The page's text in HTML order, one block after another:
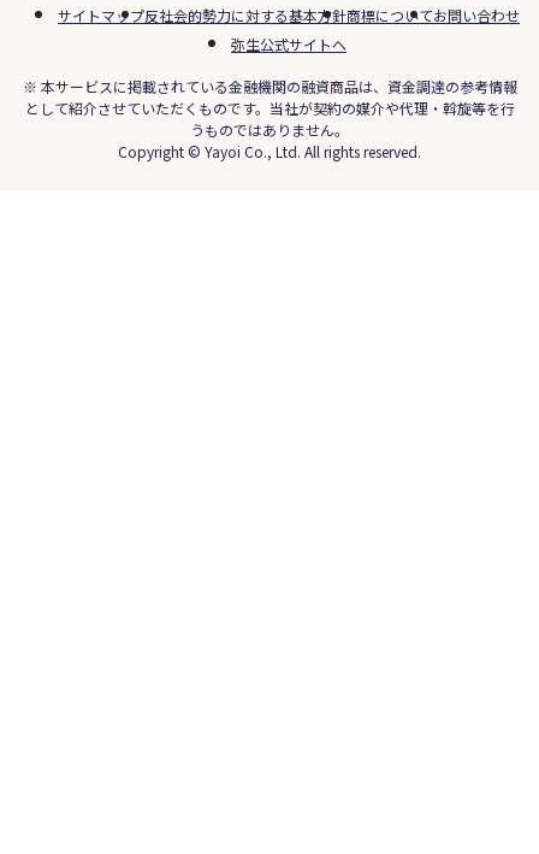
サイトマップ反社会的勢力に対する基本方針商標についてお問い合わせ
弥生公式サイトへ
※ 本サービスに掲載されている金融機関の融資商品は、資金調達の参考情報
として紹介させていただくものです。当社が契約の媒介や代理・斡旋等を行
うものではありません。
Copyright © Yayoi Co., Ltd. All rights reserved.